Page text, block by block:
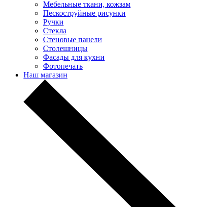
Мебельные ткани, кожзам
Пескоструйные рисунки
Ручки
Стекла
Стеновые панели
Столешницы
Фасады для кухни
Фотопечать
Наш магазин